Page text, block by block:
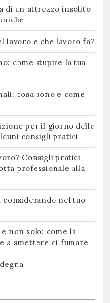
di un attrezzo insolito
lavoro e che lavoro fa?
come stupire la tua
cosa sono e come
per il giorno delle
consigli pratici
Consigli pratici
professionale alla
considerando nel tuo
non solo: come la
a smettere di fumare